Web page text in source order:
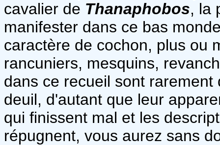
cavalier de Thanaphobos, la
manifester dans ce bas
caractère de cochon, plus ou
rancuniers, mesquins,
dans ce recueil sont
deuil, d'autant que leur
qui finissent mal et les
répugnent, vous aurez sans